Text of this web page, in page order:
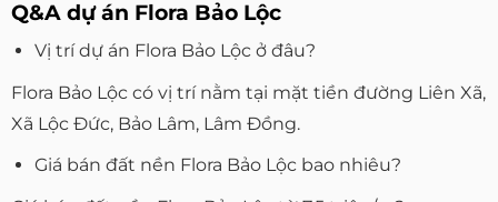
Q&A dự án Flora Bảo Lộc
Vị trí dự án Flora Bảo Lộc ở đâu?
Flora Bảo Lộc có vị trí nằm tại mặt tiền đường Liên Xã,
Xã Lộc Đức, Bảo Lâm, Lâm Đồng.
Giá bán đất nền Flora Bảo Lộc bao nhiêu?